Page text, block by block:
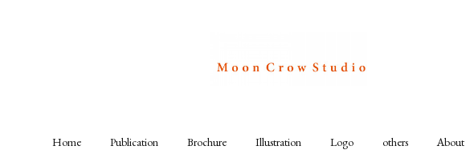
Home Publication Brochure Illustration Logo others About